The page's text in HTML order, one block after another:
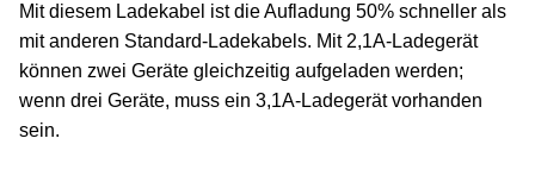
Mit diesem Ladekabel ist die Aufladung 50% schneller als
mit anderen Standard-Ladekabels. Mit 2,1A-Ladegerät
können zwei Geräte gleichzeitig aufgeladen werden;
wenn drei Geräte, muss ein 3,1A-Ladegerät vorhanden
sein.